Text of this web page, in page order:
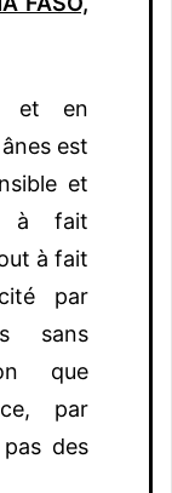
et en
est
et
à fait
à fait
par
sans
que
par
des